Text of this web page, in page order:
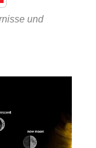
und